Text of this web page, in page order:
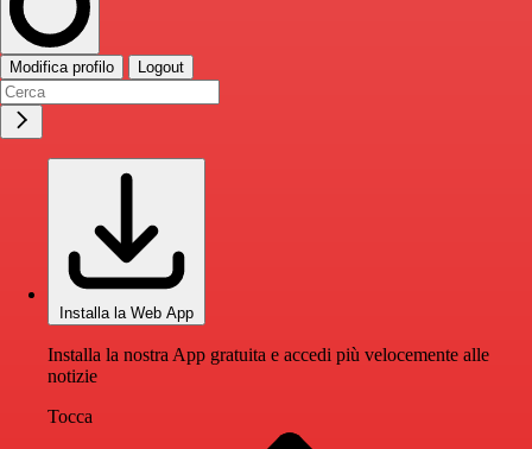
Modifica profilo Logout
Installa la Web App
Installa la nostra App gratuita e accedi più velocemente alle
notizie
Tocca